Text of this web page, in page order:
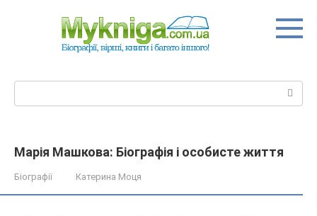
Марія Машкова: Біографія і особисте життя
Біографії Катерина Моця